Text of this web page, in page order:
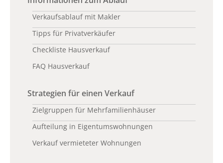
Verkaufsablauf mit Makler
Tipps für Privatverkäufer
Checkliste Hausverkauf
FAQ Hausverkauf
Strategien für einen Verkauf
Zielgruppen für Mehrfamilienhäuser
Aufteilung in Eigentumswohnungen
Verkauf vermieteter Wohnungen